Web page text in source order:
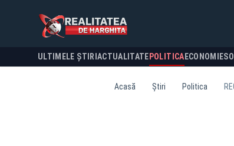
ULTIMELE ȘTIRI ACTUALITATE POLITICA ECONOMIE
Acasă Știri Politica